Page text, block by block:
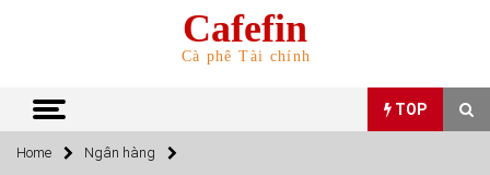
Cafefin
Cà phê Tài chính
TOP
TOP
Home Ngân hàng